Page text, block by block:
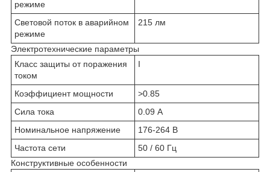
режиме
Световой поток в аварийном
режиме
215 лм
Электротехнические параметры
Класс защиты от поражения
током
I
Коэффициент мощности
>0.85
Сила тока
0.09 А
Номинальное напряжение
176-264 В
Частота сети
50 / 60 Гц
Конструктивные особенности